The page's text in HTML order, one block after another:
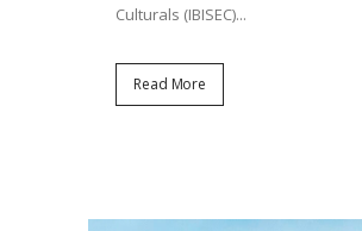
Culturals (IBISEC)...
Read More